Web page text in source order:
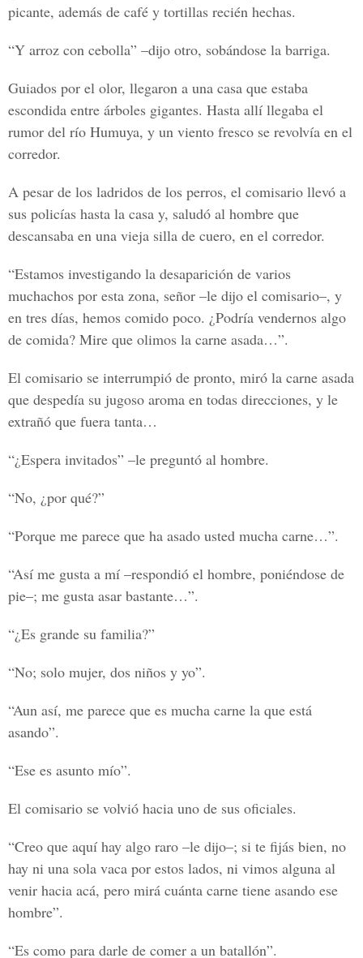
picante, además de café y tortillas recién hechas.
“Y arroz con cebolla” –dijo otro, sobándose la barriga.
Guiados por el olor, llegaron a una casa que estaba
escondida entre árboles gigantes. Hasta allí llegaba el
rumor del río Humuya, y un viento fresco se revolvía en el
corredor.
A pesar de los ladridos de los perros, el comisario llevó a
sus policías hasta la casa y, saludó al hombre que
descansaba en una vieja silla de cuero, en el corredor.
“Estamos investigando la desaparición de varios
muchachos por esta zona, señor –le dijo el comisario–, y
en tres días, hemos comido poco. ¿Podría vendernos algo
de comida? Mire que olimos la carne asada…”.
El comisario se interrumpió de pronto, miró la carne asada
que despedía su jugoso aroma en todas direcciones, y le
extrañó que fuera tanta…
“¿Espera invitados” –le preguntó al hombre.
“No, ¿por qué?”
“Porque me parece que ha asado usted mucha carne…”.
“Así me gusta a mí –respondió el hombre, poniéndose de
pie–; me gusta asar bastante…”.
“¿Es grande su familia?”
“No; solo mujer, dos niños y yo”.
“Aun así, me parece que es mucha carne la que está
asando”.
“Ese es asunto mío”.
El comisario se volvió hacia uno de sus oficiales.
“Creo que aquí hay algo raro –le dijo–; si te fijás bien, no
hay ni una sola vaca por estos lados, ni vimos alguna al
venir hacia acá, pero mirá cuánta carne tiene asando ese
hombre”.
“Es como para darle de comer a un batallón”.